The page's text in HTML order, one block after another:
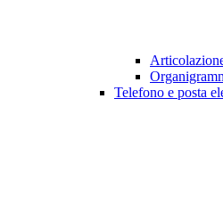
Telefono e posta